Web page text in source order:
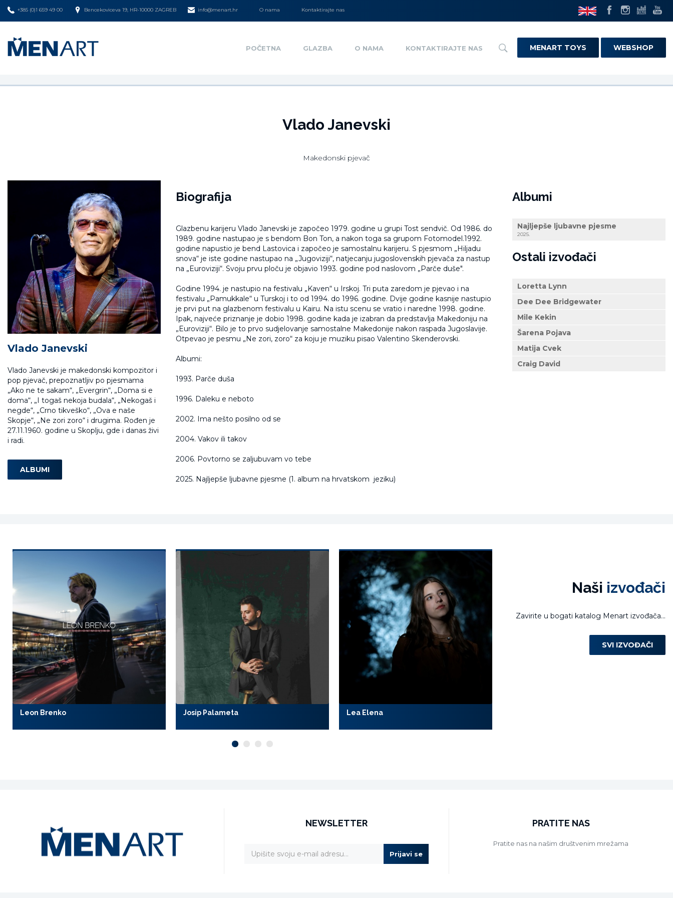
+385 (0)1 659 49 00 Bencekoviceva 19, HR-10000 ZAGREB info@menart.hr O nama Kontaktirajte nas
POČETNA GLAZBA O NAMA KONTAKTIRAJTE NAS MENART TOYS WEBSHOP
Vlado Janevski
Makedonski pjevač
Vlado Janevski
Vlado Janevski je makedonski kompozitor i
pop pjevač, prepoznatljiv po pjesmama
„Ako ne te sakam“, „Evergrin“, „Doma si e
doma“, „I togaš nekoja budala“, „Nekogaš i
negde“, „Crno tikveško“, „Ova e naše
Skopje“, „Ne zori zoro“ i drugima. Rođen je
27.11.1960. godine u Skoplju, gde i danas živi
i radi.
ALBUMI
Biografija
Glazbenu karijeru Vlado Janevski je započeo 1979. godine u grupi Tost sendvič. Od 1986. do
1989. godine nastupao je s bendom Bon Ton, a nakon toga sa grupom Fotomodel.1992.
godine napustio je bend Lastovica i započeo je samostalnu karijeru. S pjesmom „Hiljadu
snova“ je iste godine nastupao na „Jugoviziji“, natjecanju jugoslovenskih pjevača za nastup
na „Euroviziji“. Svoju prvu ploču je objavio 1993. godine pod naslovom „Parče duše".
Godine 1994. je nastupio na festivalu „Kaven“ u Irskoj. Tri puta zaredom je pjevao i na
festivalu „Pamukkale“ u Turskoj i to od 1994. do 1996. godine. Dvije godine kasnije nastupio
je prvi put na glazbenom festivalu u Kairu. Na istu scenu se vratio i naredne 1998. godine.
Ipak, najveće priznanje je dobio 1998. godine kada je izabran da predstavlja Makedoniju na
„Euroviziji“. Bilo je to prvo sudjelovanje samostalne Makedonije nakon raspada Jugoslavije.
Otpevao je pesmu „Ne zori, zoro“ za koju je muziku pisao Valentino Skenderovski.
Albumi:
1993. Parče duša
1996. Daleku e neboto
2002. Ima nešto posilno od se
2004. Vakov ili takov
2006. Povtorno se zaljubuvam vo tebe
2025. Najljepše ljubavne pjesme (1. album na hrvatskom jeziku)
Albumi
Najljepše ljubavne pjesme
2025.
Ostali izvođači
Loretta Lynn
Dee Dee Bridgewater
Mile Kekin
Šarena Pojava
Matija Cvek
Craig David
Naši izvođači
Zavirite u bogati katalog Menart izvođača...
SVI IZVOĐAČI
Leon Brenko Josip Palameta Lea Elena
NEWSLETTER
Prijavi se
PRATITE NAS
Pratite nas na našim društvenim mrežama